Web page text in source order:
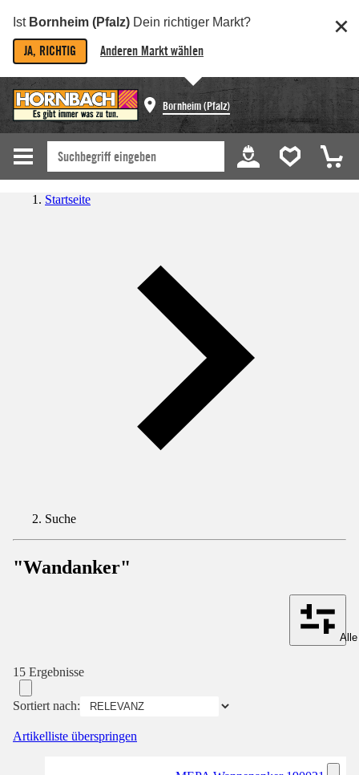
Ist Bornheim (Pfalz) Dein richtiger Markt?
JA, RICHTIG Anderen Markt wählen
Bornheim (Pfalz)
Startseite
Suche
"Wandanker"
15 Ergebnisse
Sortiert nach:
Artikelliste überspringen